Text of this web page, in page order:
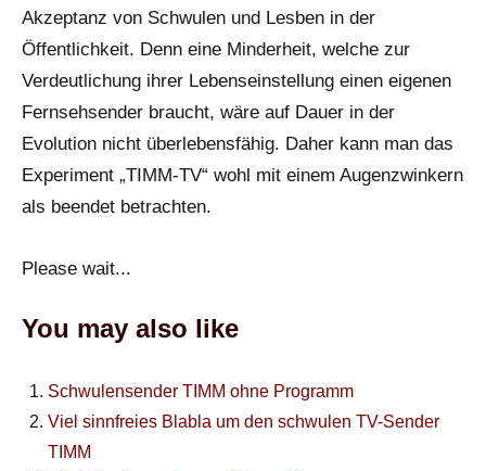
Akzeptanz von Schwulen und Lesben in der
Öffentlichkeit. Denn eine Minderheit, welche zur
Verdeutlichung ihrer Lebenseinstellung einen eigenen
Fernsehsender braucht, wäre auf Dauer in der
Evolution nicht überlebensfähig. Daher kann man das
Experiment „TIMM-TV“ wohl mit einem Augenzwinkern
als beendet betrachten.
Please wait...
You may also like
Schwulensender TIMM ohne Programm
Viel sinnfreies Blabla um den schwulen TV-Sender
TIMM